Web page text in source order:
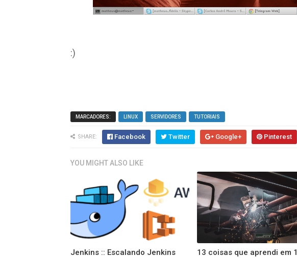
:)
MARCADORES: LINUX SERVIDORES TUTORIAIS
SHARE: Facebook Twitter Google+ Pinterest
YOU MIGHT ALSO LIKE
Jenkins :: Escalando Jenkins
13 coisas que aprendi em 1